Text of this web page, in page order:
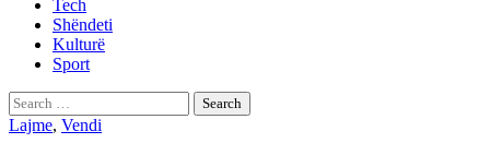
Tech
Shëndeti
Kulturë
Sport
Search
for:
Lajme, Vendi